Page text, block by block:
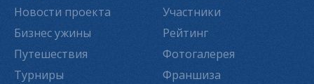
Новости проекта
Бизнес ужины
Путешествия
Турниры
Участники
Рейтинг
Фотогалерея
Франшиза